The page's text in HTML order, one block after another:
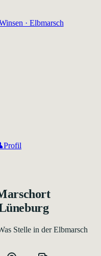
· Elbmarsch
Profil
Stelle in der Elbmarsch